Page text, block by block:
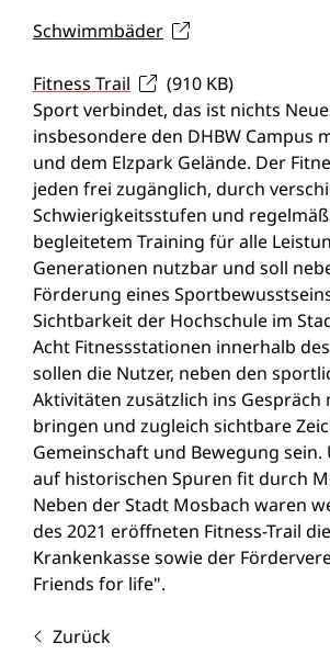
Schwimmbäder
Fitness Trail (910 KB)
Sport verbindet, das ist nichts
insbesondere den DHBW Campus
und dem Elzpark Gelände. Der
jeden frei zugänglich, durch
Schwierigkeitsstufen und
begleitetem Training für alle
Generationen nutzbar und soll
Förderung eines
Sichtbarkeit der Hochschule im
Acht Fitnessstationen innerhalb
sollen die Nutzer, neben den
Aktivitäten zusätzlich ins
bringen und zugleich sichtbare
Gemeinschaft und Bewegung sein.
auf historischen Spuren fit durch
Neben der Stadt Mosbach waren
des 2021 eröffneten Fitness-Trail
Krankenkasse sowie der
Friends for life".
Zurück